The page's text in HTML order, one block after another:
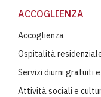
ACCOGLIENZA
Accoglienza
Ospitalità
Servizi diurni gratuiti
Attività sociali e